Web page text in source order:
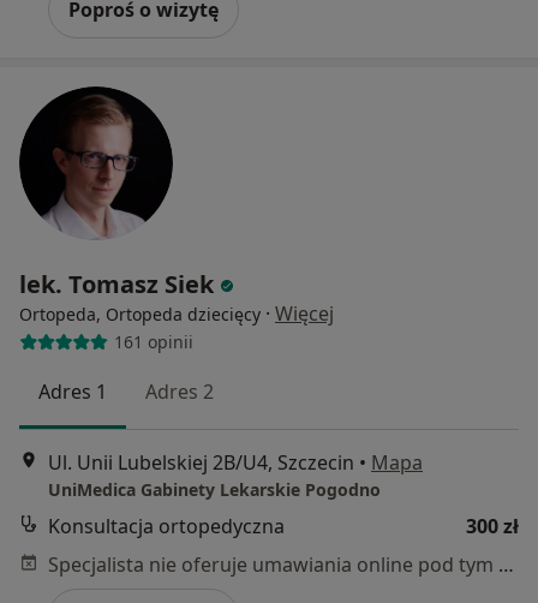
Poproś o wizytę
lek. Tomasz Siek
Ortopeda, Ortopeda dziecięcy · Więcej
161 opinii
Adres 1 Adres 2
Ul. Unii Lubelskiej 2B/U4, Szczecin • Mapa
UniMedica Gabinety Lekarskie Pogodno
Konsultacja ortopedyczna
300 zł
Specjalista nie oferuje umawiania online pod tym adresem.